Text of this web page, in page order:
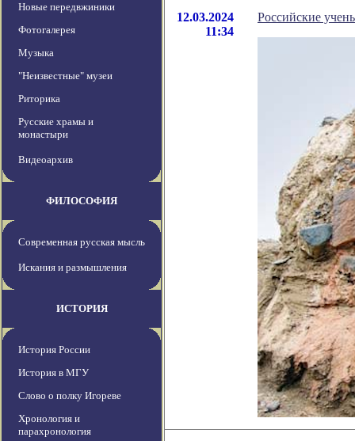
Новые передвжиники
Фотогалерея
Музыка
"Неизвестные" музеи
Риторика
Русские храмы и
монастыри
Видеоархив
ФИЛОСОФИЯ
Современная русская мысль
Искания и размышления
ИСТОРИЯ
История России
История в МГУ
Слово о полку Игореве
Хронология и
парахронология
12.03.2024
11:34
Российские